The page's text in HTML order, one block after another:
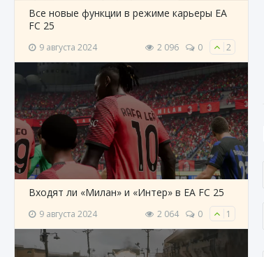
Все новые функции в режиме карьеры EA
FC 25
9 августа 2024 2 096 0 2
Входят ли «Милан» и «Интер» в EA FC 25
9 августа 2024 2 064 0 1